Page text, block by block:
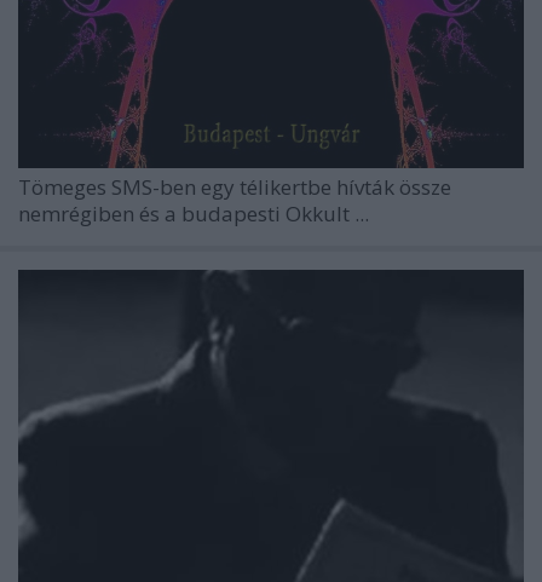
Tömeges SMS-ben egy télikertbe hívták össze
nemrégiben és a budapesti Okkult ...